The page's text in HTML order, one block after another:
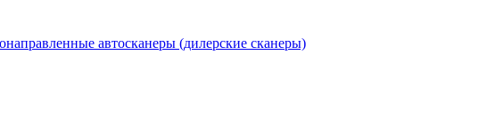
автосканеры (дилерские сканеры)